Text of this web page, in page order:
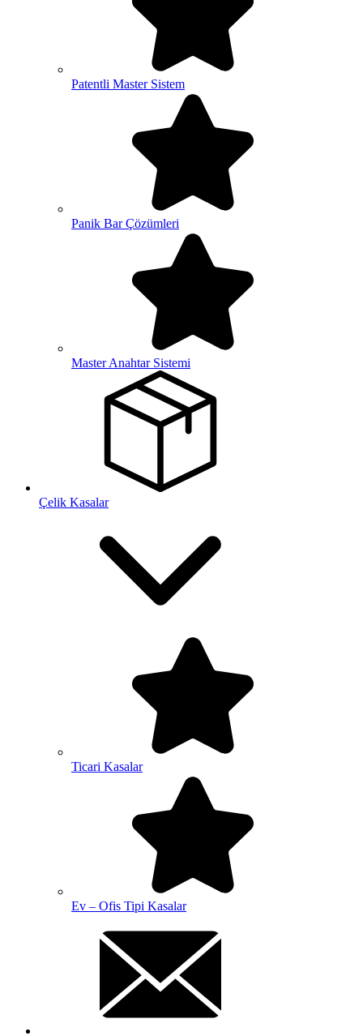
Patentli Master Sistem
Panik Bar Çözümleri
Master Anahtar Sistemi
Çelik Kasalar
Ticari Kasalar
Ev – Ofis Tipi Kasalar